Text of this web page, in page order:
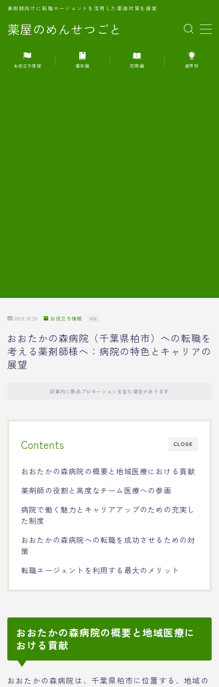
薬屋のめんせつごと
薬剤師向けに転職エージェントを活用した面接対策を提案
MENU
1.転職エージェントとは何か？
お役立ち情報 基本編 応用編 業界別
2025.10.29 お役立ち情報 PR
おおたかの森病院（千葉県柏市）への転職を
考える薬剤師様へ：病院の特色とキャリアの
展望
記事内に商品プロモーションを含む場合があります
CLOSE
Contents
おおたかの森病院の概要と地域医療における貢献
薬剤師の役割と高度なチーム医療への参画
病院で働く魅力とキャリアアップのための充実し
た制度
おおたかの森病院への転職を成功させるための対
策
転職エージェントを利用する最大のメリット
おおたかの森病院の概要と地域医療に
おける貢献
おおたかの森病院は、千葉県柏市に位置する、地域の